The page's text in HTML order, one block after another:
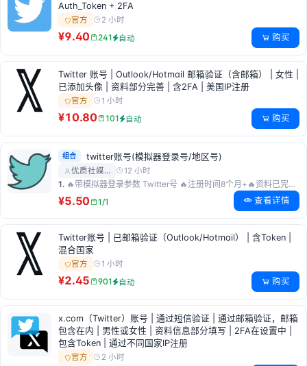
Auth_Token + 2FA
官方 2 小时
¥9.40 241 自动 购买
Twitter 账号 | Outlook/Hotmail 邮箱验证（含邮箱） | 女性 |
已添加头像 | 资料部分完善 | 含2FA | 美国IP注册
官方 1 小时
¥10.80 101 自动 购买
组合 twitter账号(模拟器登录号/地区号)
优质社媒… 12 小时
1. 🔥带模拟器登录参数 Twitter号 🔥注册时间8个月+🔥资料已完善 | 已绑定邮箱 | 已验证手机号 | 双重验证 | token
¥5.50 1/1 查看详情
Twitter账号 | 已邮箱验证（Outlook/Hotmail） | 含Token |
混合国家
官方 1 小时
¥2.45 901 自动 购买
x.com（Twitter）账号 | 通过短信验证 | 通过邮箱验证，邮箱
包含在内 | 男性或女性 | 资料信息部分填写 | 2FA在设置中 |
包含Token | 通过不同国家IP注册
官方 2 小时